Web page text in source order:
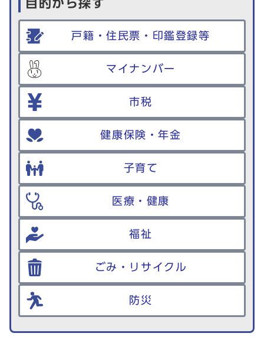
目的から探す
戸籍・住民票・印鑑登録等
マイナンバー
市税
健康保険・年金
子育て
医療・健康
福祉
ごみ・リサイクル
防災